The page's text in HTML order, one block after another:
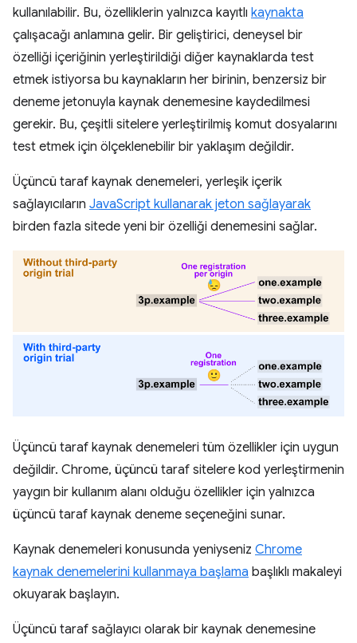
kullanılabilir. Bu, özelliklerin yalnızca kayıtlı kaynakta
çalışacağı anlamına gelir. Bir geliştirici, deneysel bir
özelliği içeriğinin yerleştirildiği diğer kaynaklarda test
etmek istiyorsa bu kaynakların her birinin, benzersiz bir
deneme jetonuyla kaynak denemesine kaydedilmesi
gerekir. Bu, çeşitli sitelere yerleştirilmiş komut dosyalarını
test etmek için ölçeklenebilir bir yaklaşım değildir.
Üçüncü taraf kaynak denemeleri, yerleşik içerik
sağlayıcıların JavaScript kullanarak jeton sağlayarak
birden fazla sitede yeni bir özelliği denemesini sağlar.
Üçüncü taraf kaynak denemeleri tüm özellikler için uygun
değildir. Chrome, üçüncü taraf sitelere kod yerleştirmenin
yaygın bir kullanım alanı olduğu özellikler için yalnızca
üçüncü taraf kaynak deneme seçeneğini sunar.
Kaynak denemeleri konusunda yeniyseniz Chrome
kaynak denemelerini kullanmaya başlama başlıklı makaleyi
okuyarak başlayın.
Üçüncü taraf sağlayıcı olarak bir kaynak denemesine